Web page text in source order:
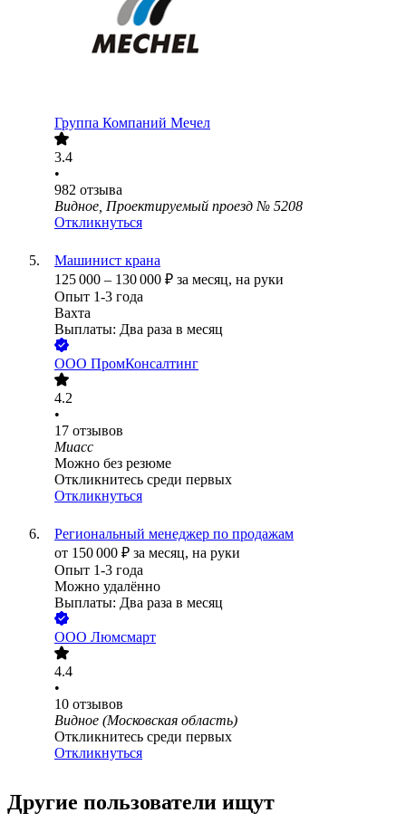
Группа Компаний Мечел
3.4
•
982 отзыва
Видное, Проектируемый проезд № 5208
Откликнуться
Машинист крана
125 000 – 130 000 ₽ за месяц, на руки
Опыт 1-3 года
Вахта
Выплаты: Два раза в месяц
ООО ПромКонсалтинг
4.2
•
17 отзывов
Миасс
Можно без резюме
Откликнитесь среди первых
Откликнуться
Региональный менеджер по продажам
от 150 000 ₽ за месяц, на руки
Опыт 1-3 года
Можно удалённо
Выплаты: Два раза в месяц
ООО Люмсмарт
4.4
•
10 отзывов
Видное (Московская область)
Откликнитесь среди первых
Откликнуться
Другие пользователи ищут